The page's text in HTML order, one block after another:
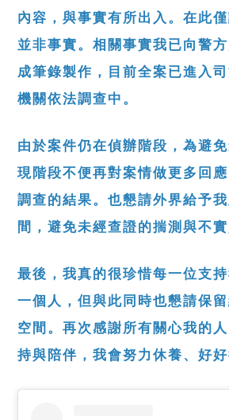
內容，與事實有所出入。在此
並非事實。相關事實我已向警
成筆錄製作，目前全案已進入
機關依法調查中。
由於案件仍在偵辦階段，為避
現階段不便再對案情做更多回
調查的結果。也懇請外界給予
間，避免未經查證的揣測與不實
最後，我真的很珍惜每一位支
一個人，但與此同時也懇請保
空間。再次感謝所有關心我的
持與陪伴，我會努力休養、好好